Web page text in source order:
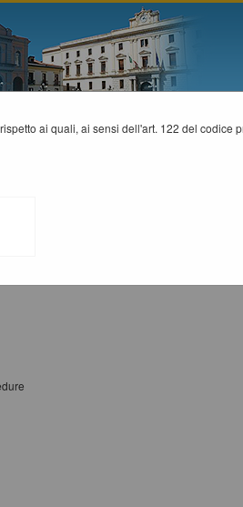
ai quali, ai sensi dell'art. 122 del codice